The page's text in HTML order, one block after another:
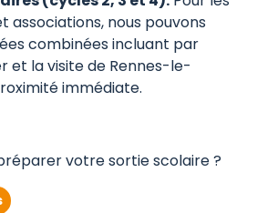
associations, nous pouvons
combinées incluant par
et la visite de Rennes-le-
immédiate.
votre sortie scolaire ?